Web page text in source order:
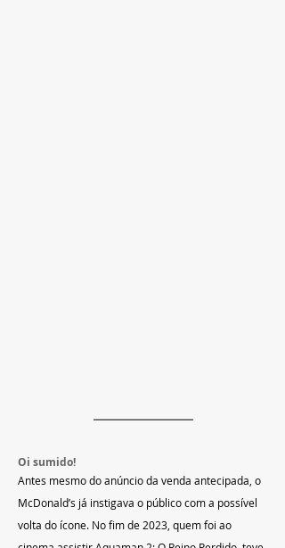
Oi sumido!
Antes mesmo do anúncio da venda antecipada, o
McDonald’s já instigava o público com a possível
volta do ícone. No fim de 2023, quem foi ao